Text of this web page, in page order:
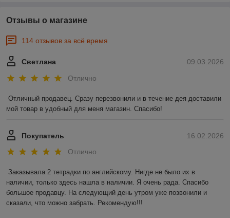
Отзывы о магазине
114 отзывов за всё время
09.03.2026
Светлана
Отлично
Отличный продавец. Сразу перезвонили и в течение дея доставили
мой товар в удобный для меня магазин. Спасибо!
16.02.2026
Покупатель
Отлично
Заказывала 2 тетрадки по английскому. Нигде не было их в
наличии, только здесь нашла в наличии. Я очень рада. Спасибо
большое продавцу. На следующий день утром уже позвонили и
сказали, что можно забрать. Рекомендую!!!